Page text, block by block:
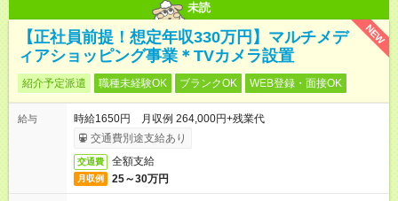
未読
NEW
【正社員前提！想定年収330万円】マルチメデ
ィアショッピング事業＊TVカメラ設置
紹介予定派遣 職種未経験OK ブランクOK WEB登録・面接OK
給与
時給1650円 月収例 264,000円+残業代
交通費別途支給あり
交通費 全額支給
月収例 25～30万円